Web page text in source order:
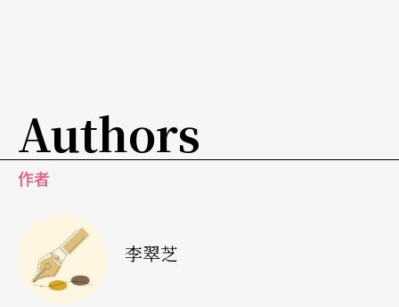
《天》剧在舞台呈现力图简约朴实，设计部分不超
过六十万元人民币，加上服装、化装、多媒体、音
响、灯光等总投资不超过一百五十万元，除主演
任检场等职务。
有意思的是，对于这部即将在十月上海国际艺术节
Authors
作者
李翠芝